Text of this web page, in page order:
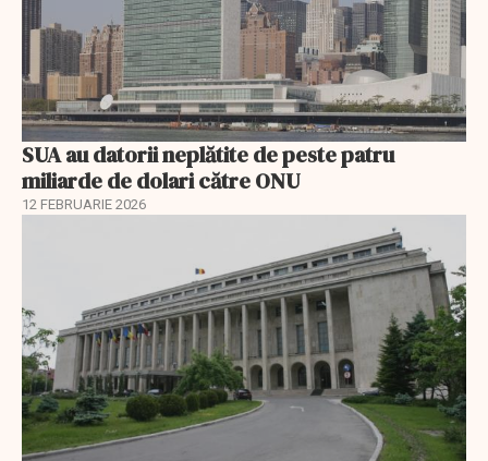
SUA au datorii neplătite de peste patru
miliarde de dolari către ONU
12 FEBRUARIE 2026